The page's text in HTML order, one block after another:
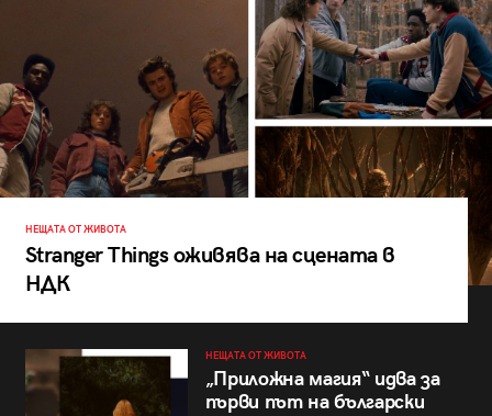
НЕЩАТА ОТ ЖИВОТА
Stranger Things оживява на сцената в
НДК
НЕЩАТА ОТ ЖИВОТА
„Приложна магия“ идва за
първи път на български